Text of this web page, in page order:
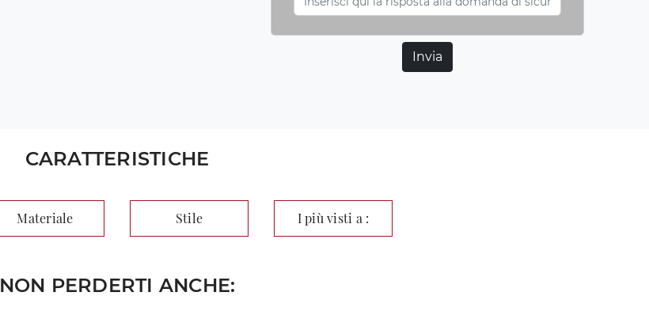
Invia
CARATTERISTICHE
Materiale Stile I più visti a :
NON PERDERTI ANCHE: